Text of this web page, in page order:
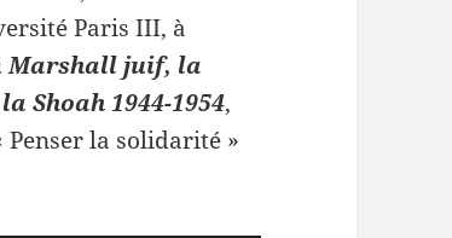
Paris III, à
Marshall juif, la
Shoah 1944-1954,
la solidarité »